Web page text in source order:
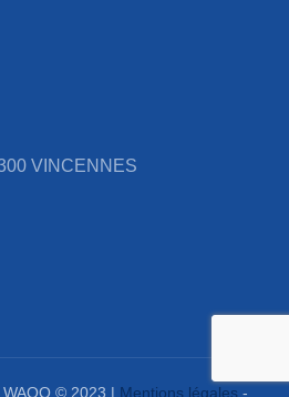
VINCENNES
WAOO © 2023 | Mentions légales -